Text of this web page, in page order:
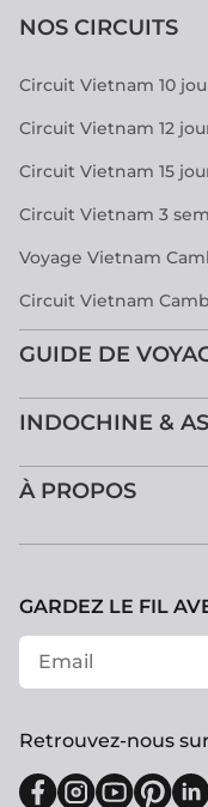
NOS CIRCUITS
Circuit Vietnam 10
Circuit Vietnam 12
Circuit Vietnam 15
Circuit Vietnam 3
Voyage Vietnam
Circuit Vietnam
GUIDE DE
INDOCHINE &
À PROPOS
GARDEZ LE FIL
Retrouvez-nous